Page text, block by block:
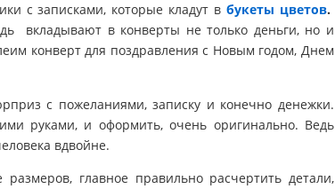
с записками, которые кладут вбукеты цветов.
вкладывают в конверты не только деньги, но и
конверт для поздравления с Новым годом, Днем
с пожеланиями, записку и конечно денежки.
руками, и оформить, очень оригинально. Ведь
вдвойне.
главное правильно расчертить детали,